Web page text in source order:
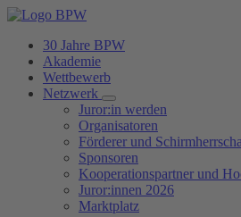
30 Jahre BPW
Akademie
Wettbewerb
Netzwerk
Juror:in werden
Organisatoren
Förderer und
Sponsoren
Kooperationspartner und
Juror:innen 2026
Marktplatz